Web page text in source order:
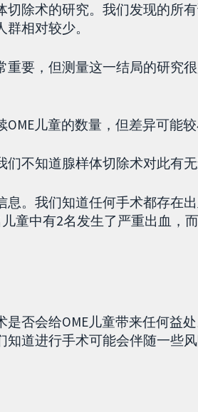
除术的研究。我们发现的所
相对较少。
要，但测量这一结局的研究
儿童的数量，但差异可能较
不知道腺样体切除术对此有无
。我们知道任何手术都存在
童中有2名发生了严重出血，
否会给OME儿童带来任何益
道进行手术可能会伴随一些风